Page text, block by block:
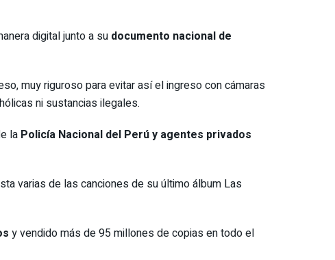
digital junto a su documento nacional de
muy riguroso para evitar así el ingreso con cámaras
ni sustancias ilegales.
la Policía Nacional del Perú y agentes privados
varias de las canciones de su último álbum Las
y vendido más de 95 millones de copias en todo el